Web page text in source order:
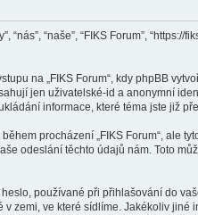
“naše”, “FIKS Forum”,
na „FIKS Forum“, kdy phpBB
jen uživatelské-id a anonymní
informace, které téma jste již
procházení „FIKS Forum“, ale
odeslání těchto údajů nám. Toto
používané při přihlašování do
zemi, ve které sídlíme. Jakékoliv